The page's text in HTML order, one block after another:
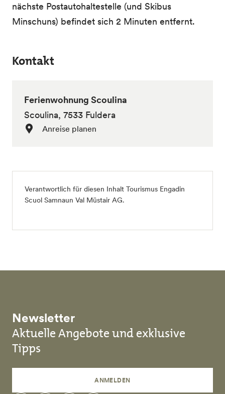
nächste Postautohaltestelle (und Skibus
Minschuns) befindet sich 2 Minuten entfernt.
Kontakt
Ferienwohnung Scoulina
Scoulina, 7533 Fuldera
Anreise planen
Verantwortlich für diesen Inhalt Tourismus Engadin
Scuol Samnaun Val Müstair AG.
Newsletter
Aktuelle Angebote und exklusive
Tipps
ANMELDEN